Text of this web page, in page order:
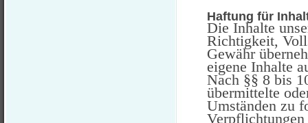
Haftung für
Die Inhalte
Richtigkeit,
Gewähr
eigene Inhalte
Nach §§ 8 bis
übermittelte
Umständen zu